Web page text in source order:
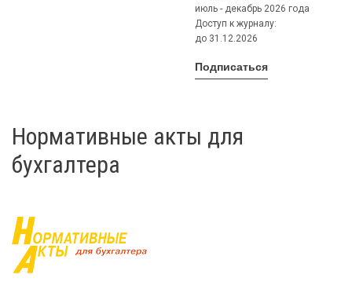
июль - декабрь 2026 года
Доступ к журналу:
до 31.12.2026
Подписаться
Нормативные акты для
бухгалтера